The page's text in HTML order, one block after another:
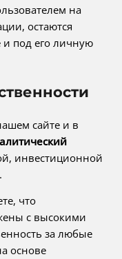
на
остаются
и под его личную
сайте и в
инвестиционной
что
с высокими
за любые
основе